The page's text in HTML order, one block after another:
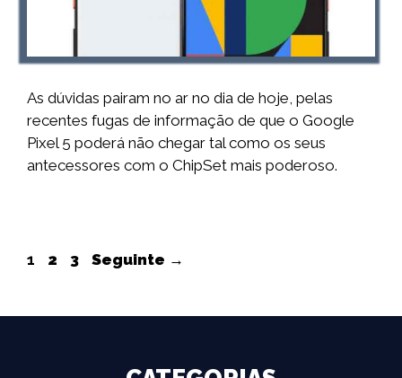
As dúvidas pairam no ar no dia de hoje, pelas
recentes fugas de informação de que o Google
Pixel 5 poderá não chegar tal como os seus
antecessores com o ChipSet mais poderoso.
Navegação
Página
1 Página
2 Página
3 Seguinte →